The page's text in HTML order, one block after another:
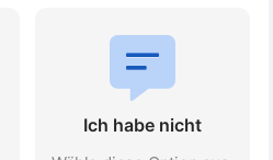
Ich habe nicht